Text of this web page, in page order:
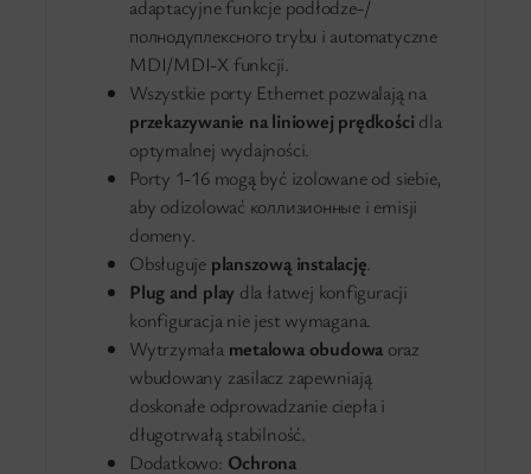
adaptacyjne funkcje podłodze-/
полнодуплексного trybu i automatyczne
MDI/MDI-X funkcji.
Wszystkie porty Ethernet pozwalają na
przekazywanie na liniowej prędkości dla
optymalnej wydajności.
Porty 1-16 mogą być izolowane od siebie,
aby odizolować коллизионные i emisji
domeny.
Obsługuje planszową instalację.
Plug and play dla łatwej konfiguracji
konfiguracja nie jest wymagana.
Wytrzymała metalowa obudowa oraz
wbudowany zasilacz zapewniają
doskonałe odprowadzanie ciepła i
długotrwałą stabilność.
Dodatkowo: Ochrona